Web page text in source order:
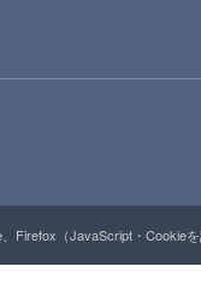
Firefox（JavaScript・Cookie